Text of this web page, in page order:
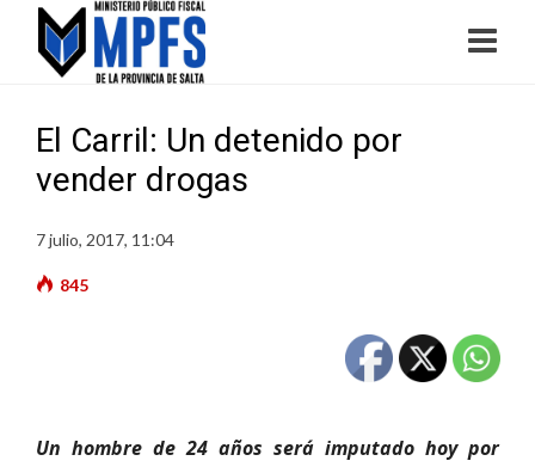
El Carril: Un detenido por
vender drogas
7 julio, 2017, 11:04
845
Un hombre de 24 años será imputado hoy por